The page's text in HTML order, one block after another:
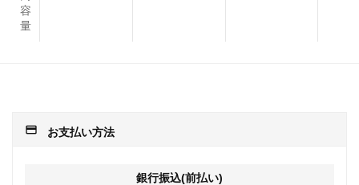
容
量
payment お支払い方法
銀行振込(前払い)